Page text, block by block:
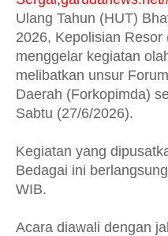
Ulang Tahun (HUT)
2026, Kepolisian
menggelar kegiatan
melibatkan unsur
Daerah (Forkopimda)
Sabtu (27/6/2026).
Kegiatan yang
Bedagai ini
WIB.
Acara diawali dengan